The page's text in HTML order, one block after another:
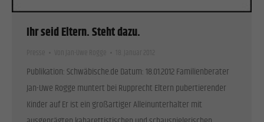
Ihr seid Eltern. Steht dazu.
Publikation: Schwäbische.de Datum: 18.01.2012 Familienberater
Jan-Uwe Rogge muntert bei Rupprecht Eltern pubertierender
Kinder auf Er ist ein großartiger Alleinunterhalter mit